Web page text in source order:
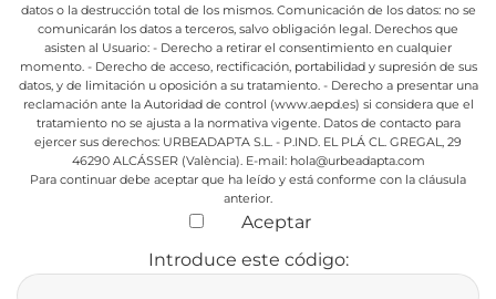
datos o la destrucción total de los mismos. Comunicación de los datos: no se
comunicarán los datos a terceros, salvo obligación legal. Derechos que
asisten al Usuario: - Derecho a retirar el consentimiento en cualquier
momento. - Derecho de acceso, rectificación, portabilidad y supresión de sus
datos, y de limitación u oposición a su tratamiento. - Derecho a presentar una
reclamación ante la Autoridad de control (www.aepd.es) si considera que el
tratamiento no se ajusta a la normativa vigente. Datos de contacto para
ejercer sus derechos: URBEADAPTA S.L. - P.IND. EL PLÁ CL. GREGAL, 29
46290 ALCÁSSER (València). E-mail: hola@urbeadapta.com
Para continuar debe aceptar que ha leído y está conforme con la cláusula
anterior.
Aceptar
Introduce este código: